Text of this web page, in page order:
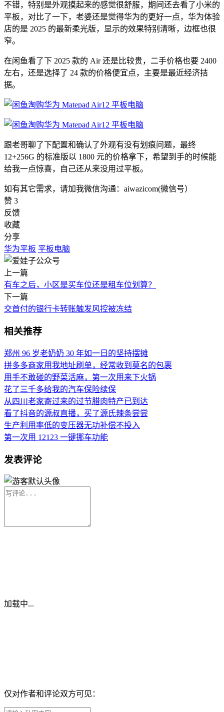
不错，特别是外观摸起来的感觉很舒服，期间还去看了小米的
平板，对比了一下，老婆还是觉得华为的更好一点，华为体验
店的是 2025 的最新柔光版，显示的效果特别清晰，边框也很
窄。
在闲鱼看了下 2025 款的 Air 还是比较贵，二手价格也要 2400
左右，还是选择了 24 款的价格便宜点，主要是最近经济拮
据。
跟老哥聊了下配置和确认了外观有没有划痕问题，最终
12+256G 的标准版以 1800 元的价格拿下，希望到手的时候能
给我一点惊喜，自己还从来没用过平板。
如有其它需求，请加我微信沟通：aiwazicom(微信号）
赞 3
反馈
收藏
分享
华为平板 平板电脑
上一篇
有车之后，小区是买车位还是租车位划算？
下一篇
交首付的银行卡转账触发风控被冻结
相关推荐
郑州 96 岁老奶奶 30 年如一日的坚持摆摊
拼多多商家用我地址刷单，经常收到莫名的包裹
用手不敢碰的野菜活麻，第一次用来下火锅
花了三千多给我的汽车保险续保
从四川老家寄过来的过节腊肉特产已到达
看了抖音的源叔直播，买了源氏辣条尝尝
生产利用率低的变压器无功补偿不投入
第一次用 12123 一键挪车功能
发表评论
加载中...
仅对作者和评论双方可见：